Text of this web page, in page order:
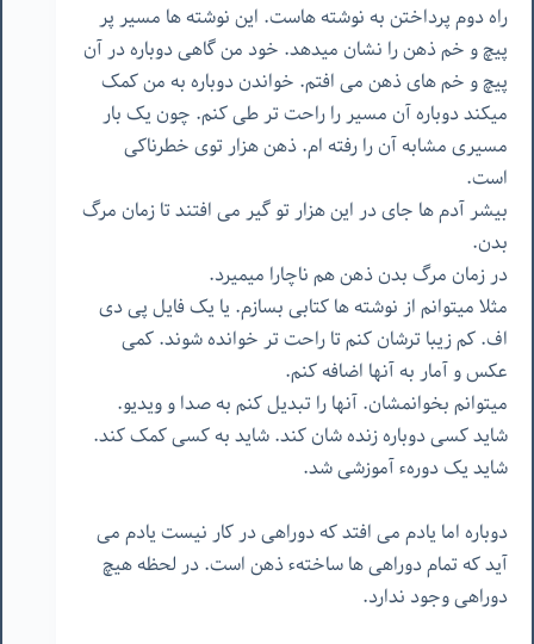
راه دوم پرداختن به نوشته هاست. این نوشته ها مسیر پر
پیچ و خم ذهن را نشان میدهد. خود من گاهی دوباره در آن
پیچ و خم های ذهن می افتم. خواندن دوباره به من کمک
میکند دوباره آن مسیر را راحت تر طی کنم. چون یک بار
مسیری مشابه آن را رفته ام. ذهن هزار توی خطرناکی
است.
بیشر آدم ها جای در این هزار تو گیر می افتند تا زمان مرگ
بدن.
در زمان مرگ بدن ذهن هم ناچارا میمیرد.
مثلا میتوانم از نوشته ها کتابی بسازم. یا یک فایل پی دی
اف. کم زیبا ترشان کنم تا راحت تر خوانده شوند. کمی
عکس و آمار به آنها اضافه کنم.
میتوانم بخوانمشان. آنها را تبدیل کنم به صدا و ویدیو.
شاید کسی دوباره زنده شان کند. شاید به کسی کمک کند.
شاید یک دورهء آموزشی شد.
دوباره اما یادم می افتد که دوراهی در کار نیست یادم می
آید که تمام دوراهی ها ساختهء ذهن است. در لحظه هیچ
دوراهی وجود ندارد.